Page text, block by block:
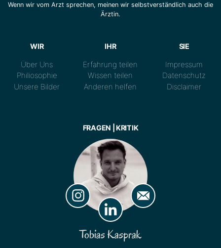
Wenn wir vom Arzt sprechen, meinen wir selbstverständlich auch die
Ärztin.
WIR
Über Uns
Philiosophie
Unsere Bilder
IHR
Erfahrung teilen
Wissen teilen
Anderen helfen
SIE
Impressum
Datenschutz
Disclaimer
FRAGEN | KRITIK
Tobias Kasprak